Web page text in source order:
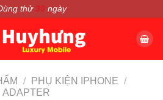
thử 30 ngày
/ PHỤ KIỆN IPHONE /
ADAPTER